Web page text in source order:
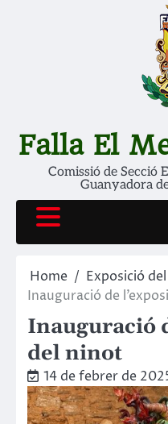
Falla El
Comissió de Secció
Guanyadora
Home
Exposició
Inauguració de
Inauguració
del ninot
14 de febrer de